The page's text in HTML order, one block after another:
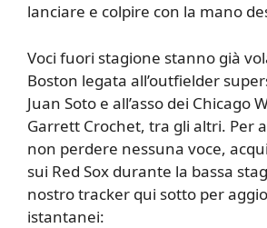
lanciare e colpire con la mano
Voci fuori stagione stanno già
Boston legata all’outfielder
Juan Soto e all’asso dei Chicago
Garrett Crochet, tra gli altri. Per
non perdere nessuna voce,
sui Red Sox durante la bassa
nostro tracker qui sotto per
istantanei: